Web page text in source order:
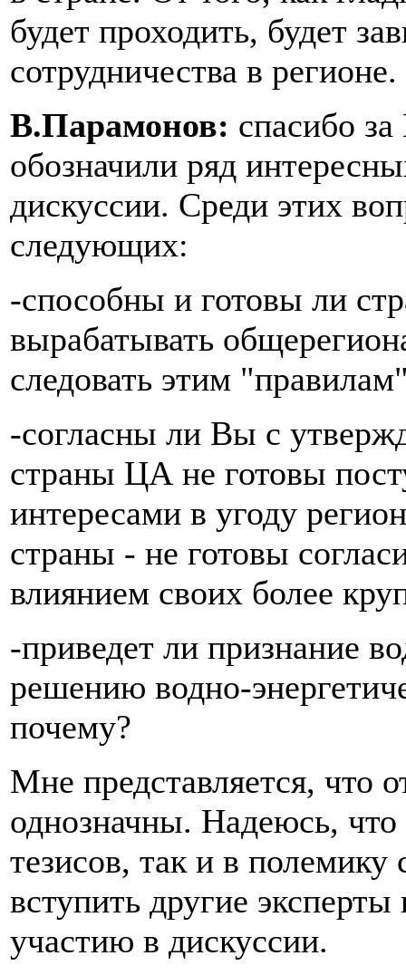
будет проходить, будет
сотрудничества в регионе.
В.Парамонов: спасибо
обозначили ряд
дискуссии. Среди этих
следующих:
-способны и готовы ли
вырабатывать
следовать этим
-согласны ли Вы с
страны ЦА не готовы
интересами в угоду
страны - не готовы
влиянием своих более
-приведет ли признание
решению водно-
почему?
Мне представляется, что
однозначны. Надеюсь,
тезисов, так и в
вступить другие
участию в дискуссии.